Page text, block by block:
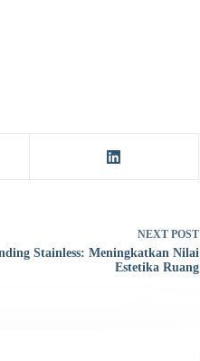
NEXT POST
Stainless: Meningkatkan Nilai
Estetika Ruang